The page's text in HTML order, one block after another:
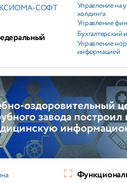
СОФТ
Управление на
холдинга
Управление
Бухгалтерский
Управление
информацией
оздоровительный
завода